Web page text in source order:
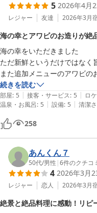
5 2026年4月
レジャー 友達 2026年3月
海の幸とアワビのお造りが絶
海の幸をいただきました
ただ新鮮というだけではなく
また追加メニューのアワビの
さっきまで海底で美味しい海
と思わせる美味しさと存在感
数年で1番美味しいアワビで
朝食のシラスのせご飯が美味
ダメ！おかずが残っちゃうの
した
また泊まりたいです〜
続きを読む
部屋: 5 | 接客・サービス: 5 | ロ
温泉・お風呂: 5 | 設備: 5 | 清潔さ
258
あんくん７
50代/男性 |6件のクチコ
4 2026年3月
レジャー 恋人 2026年3月
絶景と絶品料理に感動！リピ